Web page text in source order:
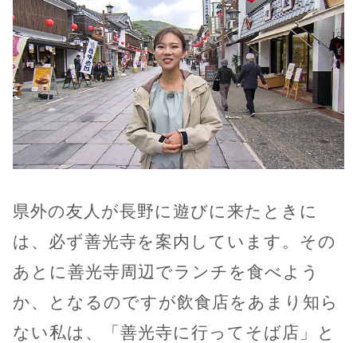
県外の友人が長野に遊びに来たときに
は、必ず善光寺を案内しています。その
あとに善光寺周辺でランチを食べよう
か、となるのですが飲食店をあまり知ら
ない私は、「善光寺に行ってそば店」と